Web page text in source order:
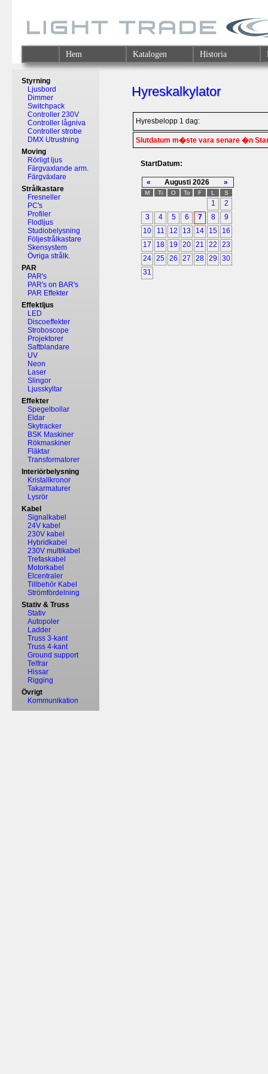
Hem Katalogen Historia
Styrning
Ljusbord
Dimmer
Switchpack
Controller 230V
Controller lågniva
Controller strobe
DMX Utrustning
Moving
Rörligt ljus
Färgvaxlande arm.
Färgväxlare
Strålkastare
Fresneller
PC's
Profiler
Flodljus
Studiobelysning
Följestrålkastare
Skensystem
Övriga strålk.
PAR
PAR's
PAR's on BAR's
PAR Effekter
Effektljus
LED
Discoeffekter
Stroboscope
Projektorer
Saftblandare
UV
Neon
Laser
Slingor
Ljusskyltar
Effekter
Spegelbollar
Eldar
Skytracker
BSK Maskiner
Rökmaskiner
Fläktar
Transformatorer
Interiörbelysning
Kristallkronor
Takarmaturer
Lysrör
Kabel
Signalkabel
24V kabel
230V kabel
Hybridkabel
230V multikabel
Trefaskabel
Motorkabel
Elcentraler
Tillbehör Kabel
Strömfördelning
Stativ & Truss
Stativ
Autopoler
Ladder
Truss 3-kant
Truss 4-kant
Ground support
Telfrar
Hissar
Rigging
Övrigt
Kommunikation
Hyreskalkylator
Hyresbelopp 1 dag:
Slutdatum m�ste vara senare �n
StartDatum:
« Augusti 2026 »
M Ti O To F L S
1
2
3
4 5 6 7 8
9
10
11 12 13 14 15
16
17
18 19 20 21 22
23
24 25 26 27 28 29
30
31